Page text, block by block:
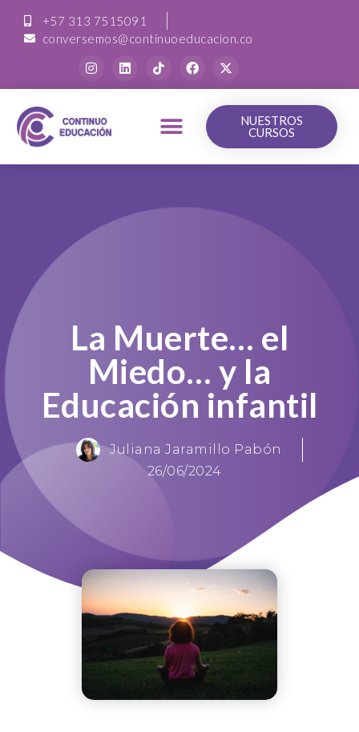
+57 313 7515091
conversemos@continuoeducacion.co
NUESTROS
CURSOS
La Muerte… el
Miedo… y la
Educación infantil
Juliana Jaramillo Pabón
26/06/2024